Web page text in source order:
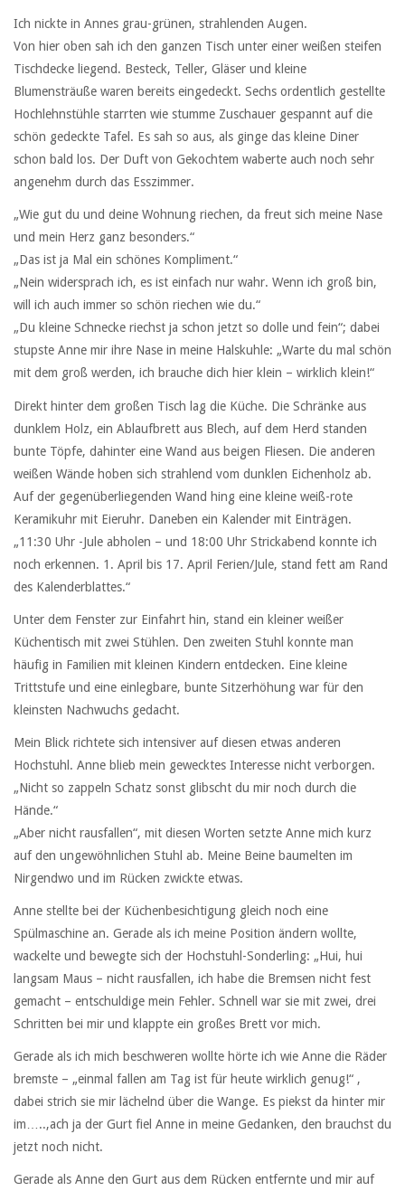
Ich nickte in Annes grau-grünen, strahlenden Augen.
Von hier oben sah ich den ganzen Tisch unter einer weißen steifen
Tischdecke liegend. Besteck, Teller, Gläser und kleine
Blumensträuße waren bereits eingedeckt. Sechs ordentlich gestellte
Hochlehnstühle starrten wie stumme Zuschauer gespannt auf die
schön gedeckte Tafel. Es sah so aus, als ginge das kleine Diner
schon bald los. Der Duft von Gekochtem waberte auch noch sehr
angenehm durch das Esszimmer.
„Wie gut du und deine Wohnung riechen, da freut sich meine Nase
und mein Herz ganz besonders.“
„Das ist ja Mal ein schönes Kompliment.“
„Nein widersprach ich, es ist einfach nur wahr. Wenn ich groß bin,
will ich auch immer so schön riechen wie du.“
„Du kleine Schnecke riechst ja schon jetzt so dolle und fein“; dabei
stupste Anne mir ihre Nase in meine Halskuhle: „Warte du mal schön
mit dem groß werden, ich brauche dich hier klein – wirklich klein!“
Direkt hinter dem großen Tisch lag die Küche. Die Schränke aus
dunklem Holz, ein Ablaufbrett aus Blech, auf dem Herd standen
bunte Töpfe, dahinter eine Wand aus beigen Fliesen. Die anderen
weißen Wände hoben sich strahlend vom dunklen Eichenholz ab.
Auf der gegenüberliegenden Wand hing eine kleine weiß-rote
Keramikuhr mit Eieruhr. Daneben ein Kalender mit Einträgen.
„11:30 Uhr -Jule abholen – und 18:00 Uhr Strickabend konnte ich
noch erkennen. 1. April bis 17. April Ferien/Jule, stand fett am Rand
des Kalenderblattes.“
Unter dem Fenster zur Einfahrt hin, stand ein kleiner weißer
Küchentisch mit zwei Stühlen. Den zweiten Stuhl konnte man
häufig in Familien mit kleinen Kindern entdecken. Eine kleine
Trittstufe und eine einlegbare, bunte Sitzerhöhung war für den
kleinsten Nachwuchs gedacht.
Mein Blick richtete sich intensiver auf diesen etwas anderen
Hochstuhl. Anne blieb mein gewecktes Interesse nicht verborgen.
„Nicht so zappeln Schatz sonst glibscht du mir noch durch die
Hände.“
„Aber nicht rausfallen“, mit diesen Worten setzte Anne mich kurz
auf den ungewöhnlichen Stuhl ab. Meine Beine baumelten im
Nirgendwo und im Rücken zwickte etwas.
Anne stellte bei der Küchenbesichtigung gleich noch eine
Spülmaschine an. Gerade als ich meine Position ändern wollte,
wackelte und bewegte sich der Hochstuhl-Sonderling: „Hui, hui
langsam Maus – nicht rausfallen, ich habe die Bremsen nicht fest
gemacht – entschuldige mein Fehler. Schnell war sie mit zwei, drei
Schritten bei mir und klappte ein großes Brett vor mich.
Gerade als ich mich beschweren wollte hörte ich wie Anne die Räder
bremste – „einmal fallen am Tag ist für heute wirklich genug!“ ,
dabei strich sie mir lächelnd über die Wange. Es piekst da hinter mir
im…..,ach ja der Gurt fiel Anne in meine Gedanken, den brauchst du
jetzt noch nicht.
Gerade als Anne den Gurt aus dem Rücken entfernte und mir auf